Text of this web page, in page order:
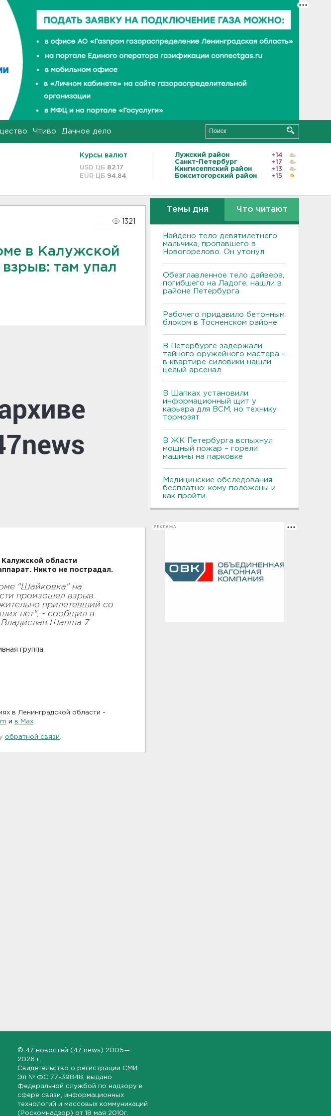
Чтиво Дачное дело
Курсы валют
USD ЦБ 82.17
EUR ЦБ 94.84
Лужский район
+14
Санкт-Петербург
+17
Кингисеппский район
+13
Бокситогорский район
+15
1321
в Калужской
там упал
области
Никто не пострадал.
"Шайковка" на
произошел взрыв.
прилетевший со
нет", - сообщил в
Владислав Шапша 7
группа.
в Ленинградской области -
и в Maх
обратной связи
Темы дня Что читают
Найдено тело девятилетнего
мальчика, пропавшего в
Новогорелово. Он утонул
Обезглавленное тело дайвера,
погибшего на Ладоге, нашли в
районе Петербурга
Рабочего придавило бетонным
блоком в Тосненском районе
В Петербурге задержали
тайного оружейного мастера –
в квартире силовики нашли
целый арсенал
В Шапках установили
информационный щит у
карьера для ВСМ, но технику
тормозят
В ЖК Петербурга вспыхнул
мощный пожар – горели
машины на парковке
Медицинские обследования
бесплатно: кому положены и
как пройти
РЕКЛАМА
© 47 новостей (47 news) 2005—
2026 г.
Свидетельство о регистрации СМИ
Эл № ФС 77-39848 , выдано
Федеральной службой по надзору в
сфере связи, информационных
технологий и массовых коммуникаций
(Роскомнадзор) от 18 мая 2010г.